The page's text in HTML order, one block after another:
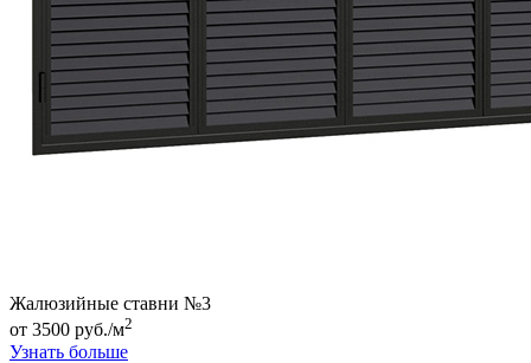
Жалюзийные ставни №3
от 3500 руб./м2
Узнать больше